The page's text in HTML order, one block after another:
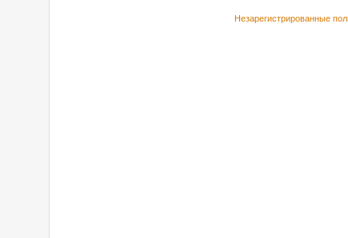
Незарегистрированные